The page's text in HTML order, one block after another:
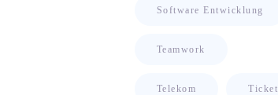
Software Entwicklung
Teamwork
Telekom Ticket